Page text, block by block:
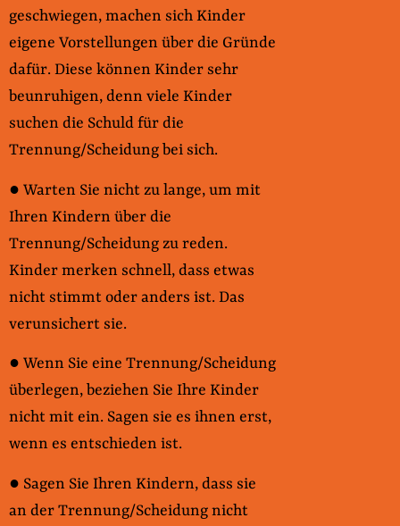
geschwiegen, machen sich Kinder
eigene Vorstellungen über die Gründe
dafür. Diese können Kinder sehr
beunruhigen, denn viele Kinder
suchen die Schuld für die
Trennung/Scheidung bei sich.
● Warten Sie nicht zu lange, um mit
Ihren Kindern über die
Trennung/Scheidung zu reden.
Kinder merken schnell, dass etwas
nicht stimmt oder anders ist. Das
verunsichert sie.
● Wenn Sie eine Trennung/Scheidung
überlegen, beziehen Sie Ihre Kinder
nicht mit ein. Sagen sie es ihnen erst,
wenn es entschieden ist.
● Sagen Sie Ihren Kindern, dass sie
an der Trennung/Scheidung nicht